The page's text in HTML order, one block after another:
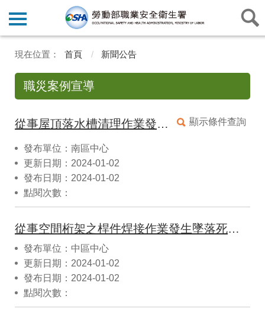
首頁 新聞公告
職災案例宣導
顯示條件查詢
從事屋頂落水槽清理作業發生墜落致死災害
發布單位：南區中心
更新日期：2024-01-02
發布日期：2024-01-02
點閱次數：
從事空間桁架之桿件焊接作業發生墜落死亡災害
發布單位：中區中心
更新日期：2024-01-02
發布日期：2024-01-02
點閱次數：